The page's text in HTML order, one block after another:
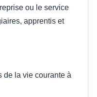
ou le service
apprentis et
de la vie courante à